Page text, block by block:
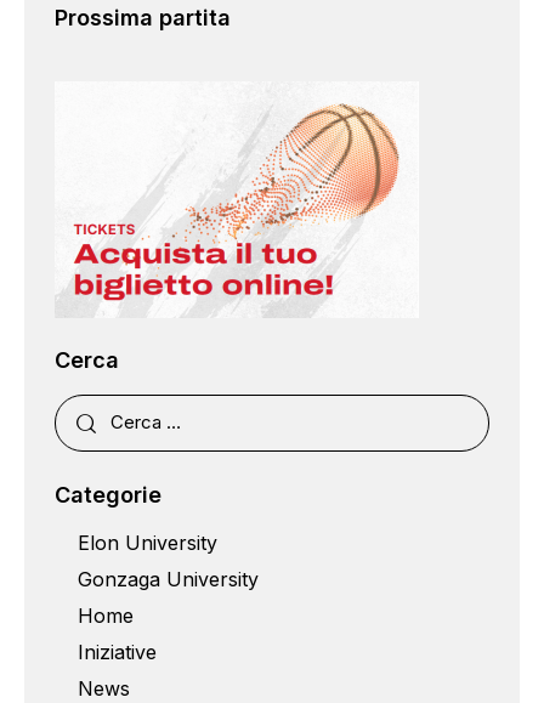
Prossima partita
Cerca
Categorie
Elon University
Gonzaga University
Home
Iniziative
News